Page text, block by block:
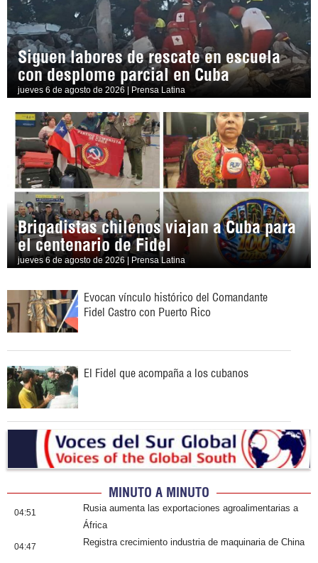
Siguen labores de rescate en escuela
con desplome parcial en Cuba
jueves 6 de agosto de 2026 | Prensa Latina
Brigadistas chilenos viajan a Cuba para
el centenario de Fidel
jueves 6 de agosto de 2026 | Prensa Latina
Evocan vínculo histórico del Comandante
Fidel Castro con Puerto Rico
El Fidel que acompaña a los cubanos
MINUTO A MINUTO
04:51
Rusia aumenta las exportaciones agroalimentarias a
África
04:47 Registra crecimiento industria de maquinaria de China